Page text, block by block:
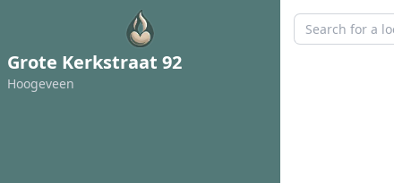
Grote Kerkstraat 92
Hoogeveen